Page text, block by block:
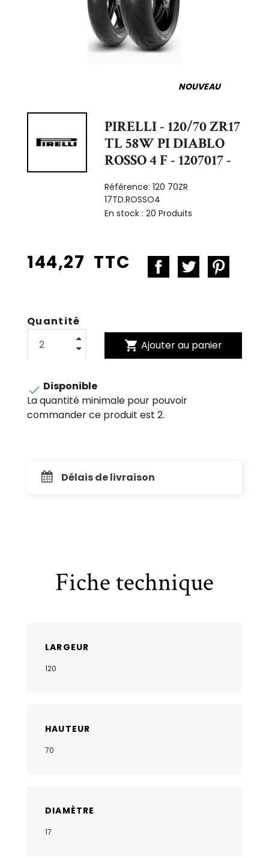
NOUVEAU
PIRELLI - 120/70 ZR17
TL 58W PI DIABLO
ROSSO 4 F - 1207017 -
Référence:120 70ZR
17TD.ROSSO4
En stock :20 Produits
144,27 TTC
Quantité
shopping_cart Ajouter au panier
 Disponible
La quantité minimale pour pouvoir
commander ce produit est 2.
Délais de livraison
Fiche technique
LARGEUR
120
HAUTEUR
70
DIAMÈTRE
17